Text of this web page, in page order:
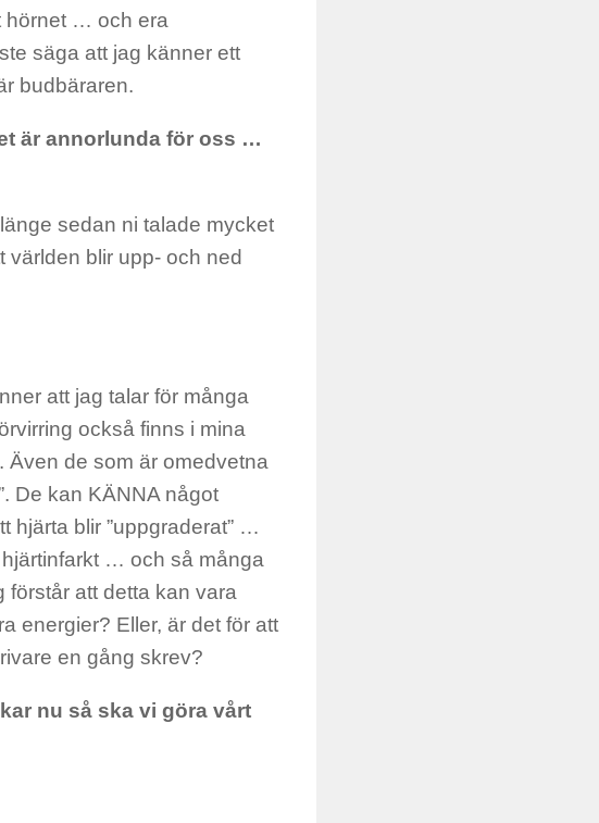
hörnet … och era
säga att jag känner ett
budbäraren.
är annorlunda för oss …
sedan ni talade mycket
världen blir upp- och ned
att jag talar för många
också finns i mina
Även de som är omedvetna
De kan KÄNNA något
hjärta blir ”uppgraderat” …
… och så många
att detta kan vara
energier? Eller, är det för att
en gång skrev?
nu så ska vi göra vårt